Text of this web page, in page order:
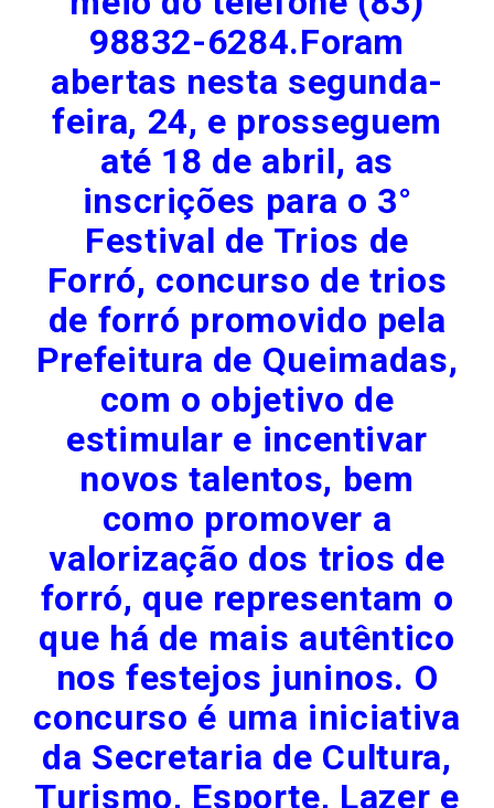
98832-6284.Foram
abertas nesta segunda-
feira, 24, e prosseguem
até 18 de abril, as
inscrições para o 3°
Festival de Trios de
Forró, concurso de trios
de forró promovido pela
Prefeitura de Queimadas,
com o objetivo de
estimular e incentivar
novos talentos, bem
como promover a
valorização dos trios de
forró, que representam o
que há de mais autêntico
nos festejos juninos. O
concurso é uma iniciativa
da Secretaria de Cultura,
Turismo, Esporte, Lazer e